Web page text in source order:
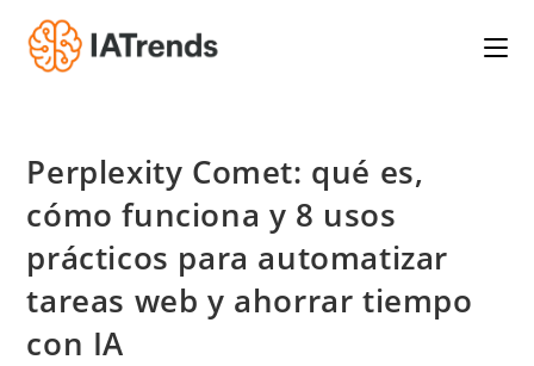
Saltar
contenido
Perplexity Comet: qué es,
cómo funciona y 8 usos
prácticos para automatizar
tareas web y ahorrar tiempo
con IA